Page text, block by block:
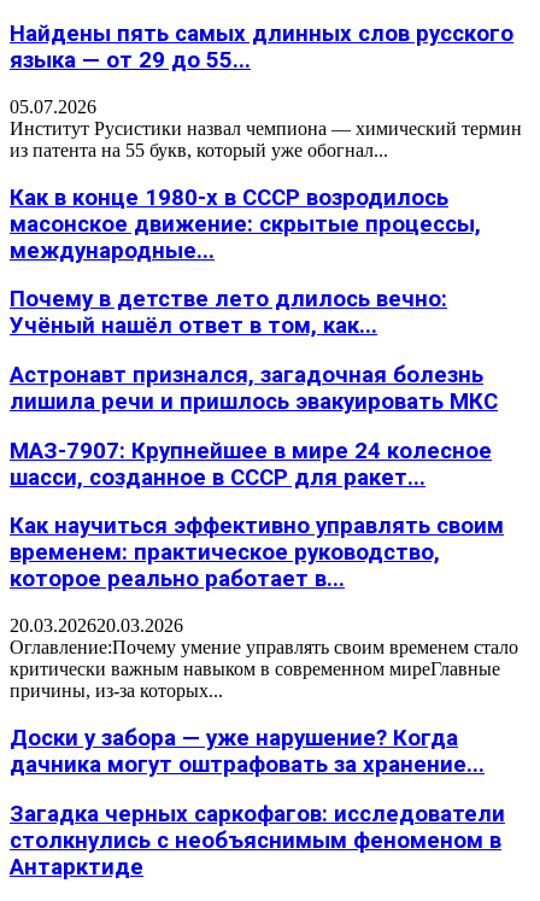
Найдены пять самых длинных слов русского
языка — от 29 до 55...
05.07.2026
Институт Русистики назвал чемпиона — химический термин
из патента на 55 букв, который уже обогнал...
Как в конце 1980-х в СССР возродилось
масонское движение: скрытые процессы,
международные...
Почему в детстве лето длилось вечно:
Учёный нашёл ответ в том, как...
Астронавт признался, загадочная болезнь
лишила речи и пришлось эвакуировать МКС
МАЗ-7907: Крупнейшее в мире 24 колесное
шасси, созданное в СССР для ракет...
Как научиться эффективно управлять своим
временем: практическое руководство,
которое реально работает в...
20.03.202620.03.2026
Оглавление:Почему умение управлять своим временем стало
критически важным навыком в современном миреГлавные
причины, из-за которых...
Доски у забора — уже нарушение? Когда
дачника могут оштрафовать за хранение...
Загадка черных саркофагов: исследователи
столкнулись с необъяснимым феноменом в
Антарктиде